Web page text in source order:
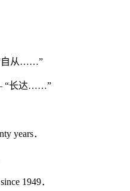
自从……”
“长达……”
years．
1949．